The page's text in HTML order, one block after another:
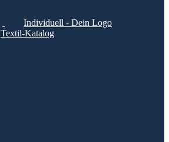
Individuell - Dein Logo
Textil-Katalog